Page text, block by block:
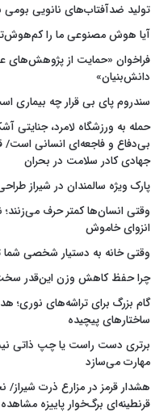
تولید ضدآفتاب‌های نانویی بومی
آیا هوش مصنوعی ما را
فراخوان «حمایت از پژوهش‌های
دانش‌بنیان»
سندروم پای بی قرار چه بیماری
حمله به ورزشگاه لامرد، جنایتی
بی‌دفاع و فاجعه‌ای انسانی است/
جهادی کادر سلامت در بحران
پارک ویژه سالمندان در شیراز
وقتی انسان‌ها کمتر حرف می‌زنند؛
انزوای خاموش
وقتی خانه به دستیار شخصی
چرا حفظ کاهش وزن این‌قدر
گام بزرگ برای تراشه‌های نوری؛
ساختارهای پیچیده
برتری دست راست یا چپ ذاتی
مهارت می‌سازد
هشدار قرمز در مزارع ذرت
قرنطینه‌ای برگ‌خوار پاییزه